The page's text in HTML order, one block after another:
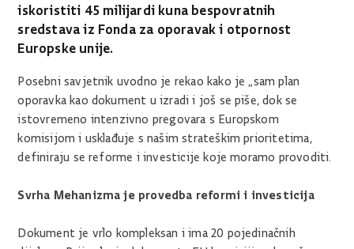
iskoristiti 45 milijardi kuna bespovratnih
sredstava iz Fonda za oporavak i otpornost
Europske unije.
Posebni savjetnik uvodno je rekao kako je „sam plan
oporavka kao dokument u izradi i još se piše, dok se
istovremeno intenzivno pregovara s Europskom
komisijom i usklađuje s našim strateškim prioritetima,
definiraju se reforme i investicije koje moramo provoditi.
Svrha Mehanizma je provedba reformi i investicija
Dokument je vrlo kompleksan i ima 20 pojedinačnih